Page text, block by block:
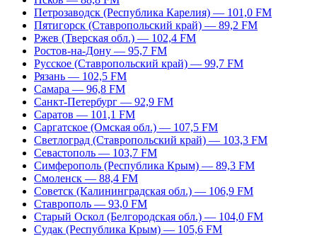
Петрозаводск (Республика Карелия) — 101,0 FM
Пятигорск (Ставропольский край) — 89,2 FM
Ржев (Тверская обл.) — 102,4 FM
Ростов-на-Дону — 95,7 FM
Русское (Ставропольский край) — 99,7 FM
Рязань — 102,5 FM
Самара — 96,8 FM
Санкт-Петербург — 92,9 FM
Саратов — 101,1 FM
Саргатское (Омская обл.) — 107,5 FM
Светлоград (Ставропольский край) — 103,3 FM
Севастополь — 103,7 FM
Симферополь (Республика Крым) — 89,3 FM
Смоленск — 88,4 FM
Советск (Калининградская обл.) — 106,9 FM
Ставрополь — 93,0 FM
Старый Оскол (Белгородская обл.) — 104,0 FM
Судак (Республика Крым) — 105,6 FM